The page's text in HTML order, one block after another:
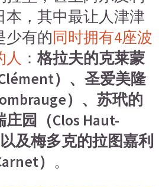
本，其中最让人津津
少有的同时拥有4座波
人 ：格拉夫的克莱蒙
）、圣爱美隆
）、苏玳的
园（Clos Haut-
及梅多克的拉图嘉利
） 。